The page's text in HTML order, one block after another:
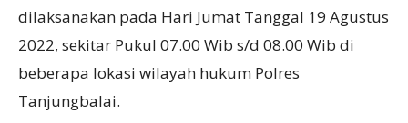
dilaksanakan pada Hari Jumat Tanggal 19 Agustus
2022, sekitar Pukul 07.00 Wib s/d 08.00 Wib di
beberapa lokasi wilayah hukum Polres
Tanjungbalai.